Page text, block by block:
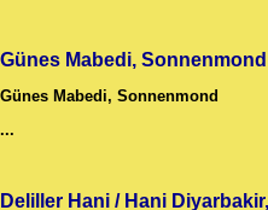
Günes Mabedi, Sonnenmond
Günes Mabedi, Sonnenmond
...
Deliller Hani / Hani